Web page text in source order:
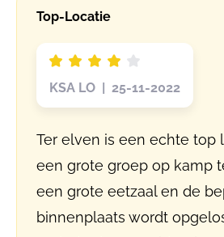
Top-Locatie
KSA LO | 25-11-2022
Ter elven is een echte top
een grote groep op kamp
een grote eetzaal en de
binnenplaats wordt